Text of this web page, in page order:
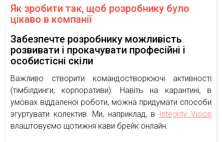
Як зробити так, щоб розробнику було
цікаво в компанії
Забезпечте розробнику можливість
розвивати і прокачувати професійні і
особистісні скіли
Важливо створити командостворюючі активності
(тімбілдинги, корпоративи). Навіть на карантині, в
умовах віддаленої роботи, можна придумати способи
згуртувати колектив. Ми, наприклад, в Integrity Vision
влаштовуємо щотижня кави брейк онлайн.